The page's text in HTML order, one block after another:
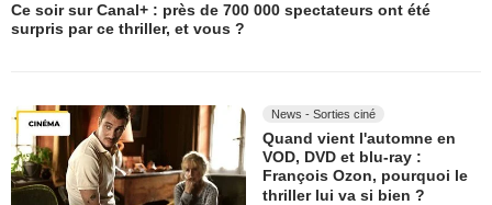
Ce soir sur Canal+ : près de 700 000 spectateurs ont été
surpris par ce thriller, et vous ?
News - Sorties ciné
Quand vient l'automne en
VOD, DVD et blu-ray :
François Ozon, pourquoi le
thriller lui va si bien ?